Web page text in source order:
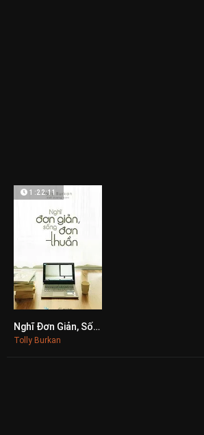
0
1:22:11
Nghĩ Đơn Giản, Sống Đơn Thuần
Tolly Burkan